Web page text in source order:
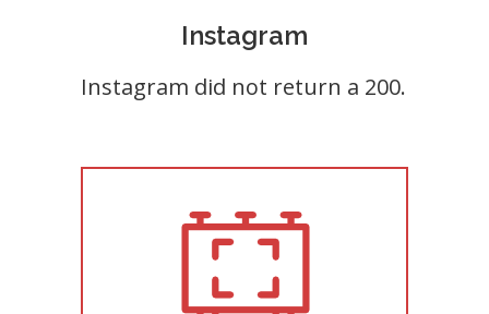
Instagram
Instagram did not return a 200.